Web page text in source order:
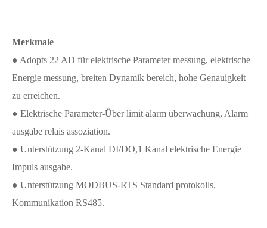
Merkmale
● Adopts 22 AD für elektrische Parameter messung, elektrische
Energie messung, breiten Dynamik bereich, hohe Genauigkeit
zu erreichen.
● Elektrische Parameter-Über limit alarm überwachung, Alarm
ausgabe relais assoziation.
● Unterstützung 2-Kanal DI/DO,1 Kanal elektrische Energie
Impuls ausgabe.
● Unterstützung MODBUS-RTS Standard protokolls,
Kommunikation RS485.